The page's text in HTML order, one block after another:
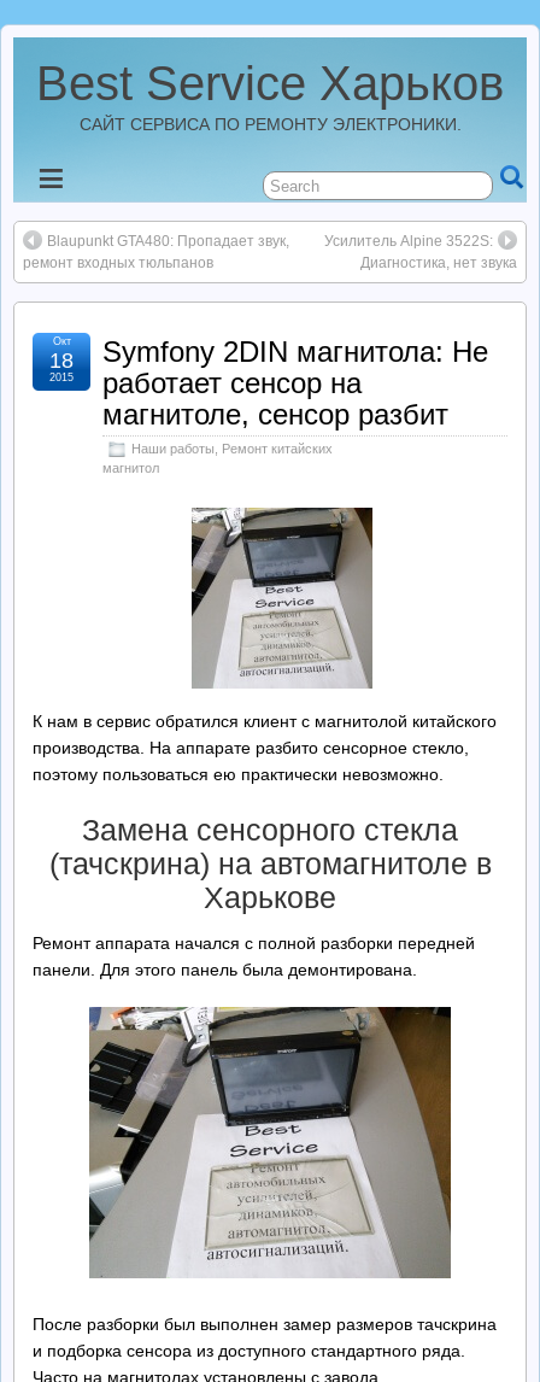
Best Service Харьков
САЙТ СЕРВИСА ПО РЕМОНТУ ЭЛЕКТРОНИКИ.
Новости
Best Service Харьков
Ремонт Автомагнитол
Ремонт StarLine
Ремонт Видеорегистраторов
Blaupunkt GTA480: Пропадает звук,
ремонт входных тюльпанов
Усилитель Alpine 3522S:
Диагностика, нет звука
Symfony 2DIN магнитола: Не
работает сенсор на
магнитоле, сенсор разбит
Наши работы
Ремонт китайских
магнитол
Окт
18
2015
К нам в сервис обратился клиент с магнитолой китайского
производства. На аппарате разбито сенсорное стекло,
поэтому пользоваться ею практически невозможно.
Замена сенсорного стекла
(тачскрина) на автомагнитоле в
Харькове
Ремонт аппарата начался с полной разборки передней
панели. Для этого панель была демонтирована.
После разборки был выполнен замер размеров тачскрина
и подборка сенсора из доступного стандартного ряда.
Часто на магнитолах установлены с завода